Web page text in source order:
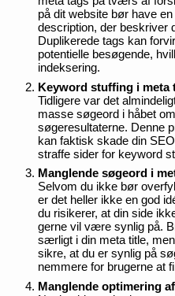
på dit website bør have
description, der beskriver
Duplikerede tags kan
potentielle besøgende,
indeksering.
Keyword stuffing i meta
Tidligere var det
masse søgeord i håbet
søgeresultaterne. Denne
kan faktisk skade din
straffe sider for keyword
Manglende søgeord i
Selvom du ikke bør
er det heller ikke en god
du risikerer, at din side
gerne vil være synlig på.
særligt i din meta title,
sikre, at du er synlig på
nemmere for brugerne at
Manglende optimering